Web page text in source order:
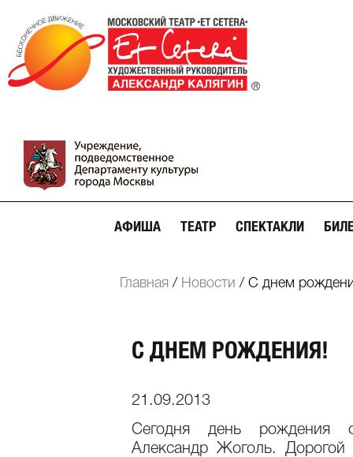
АФИША ТЕАТР СПЕКТАКЛИ
Главная / Новости / С днем
С ДНЕМ РОЖДЕНИЯ!
21.09.2013
Сегодня день рождения
Александр Жоголь.